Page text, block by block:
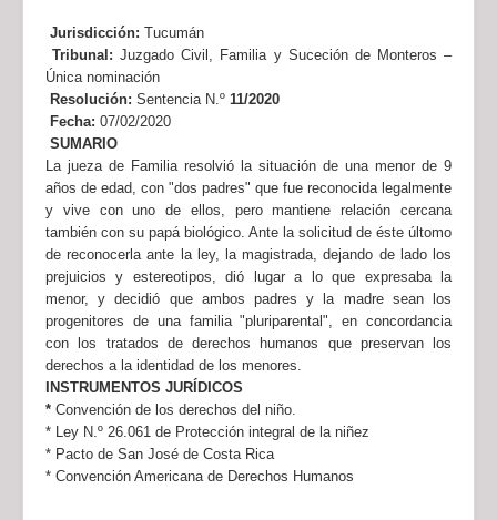
Jurisdicción: Tucumán
Tribunal: Juzgado Civil, Familia y Suceción de Monteros –
Única nominación
Resolución: Sentencia N.º 11/2020
Fecha: 07/02/2020
SUMARIO
La jueza de Familia resolvió la situación de una menor de 9
años de edad, con "dos padres" que fue reconocida legalmente
y vive con uno de ellos, pero mantiene relación cercana
también con su papá biológico. Ante la solicitud de éste últomo
de reconocerla ante la ley, la magistrada, dejando de lado los
prejuicios y estereotipos, dió lugar a lo que expresaba la
menor, y decidió que ambos padres y la madre sean los
progenitores de una familia "pluriparental", en concordancia
con los tratados de derechos humanos que preservan los
derechos a la identidad de los menores.
INSTRUMENTOS JURÍDICOS
* Convención de los derechos del niño.
* Ley N.º 26.061 de Protección integral de la niñez
* Pacto de San José de Costa Rica
* Convención Americana de Derechos Humanos